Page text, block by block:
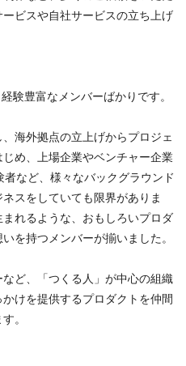
ビスや自社サービスの立ち上げ
験豊富なメンバーばかりです。
海外拠点の立上げからプロジェ
め、上場企業やベンチャー企業
など、様々なバックグラウンド
スをしていても限界がありま
れるような、おもしろいプロダ
を持つメンバーが揃いました。
ど、「つくる人」が中心の組織
けを提供するプロダクトを仲間
。